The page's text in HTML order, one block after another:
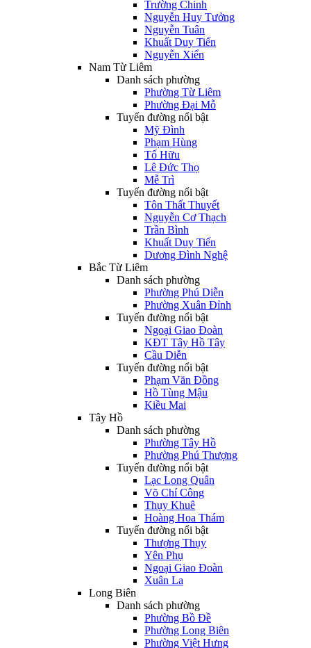
Trường Chinh
Nguyễn Huy Tưởng
Nguyễn Tuân
Khuất Duy Tiến
Nguyễn Xiển
Nam Từ Liêm
Danh sách phường
Phường Từ Liêm
Phường Đại Mỗ
Tuyến đường nổi bật
Mỹ Đình
Phạm Hùng
Tố Hữu
Lê Đức Thọ
Mễ Trì
Tuyến đường nổi bật
Tôn Thất Thuyết
Nguyễn Cơ Thạch
Trần Bình
Khuất Duy Tiến
Dương Đình Nghệ
Bắc Từ Liêm
Danh sách phường
Phường Phú Diễn
Phường Xuân Đỉnh
Tuyến đường nổi bật
Ngoại Giao Đoàn
KĐT Tây Hồ Tây
Cầu Diễn
Tuyến đường nổi bật
Phạm Văn Đồng
Hồ Tùng Mậu
Kiều Mai
Tây Hồ
Danh sách phường
Phường Tây Hồ
Phường Phú Thượng
Tuyến đường nổi bật
Lạc Long Quân
Võ Chí Công
Thụy Khuê
Hoàng Hoa Thám
Tuyến đường nổi bật
Thượng Thụy
Yên Phụ
Ngoại Giao Đoàn
Xuân La
Long Biên
Danh sách phường
Phường Bồ Đề
Phường Long Biên
Phường Việt Hưng